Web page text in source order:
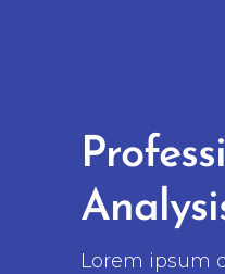
Lorem ipsum